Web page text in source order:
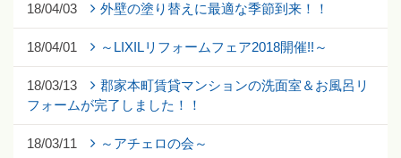
18/04/03 外壁の塗り替えに最適な季節到来！！
18/04/01 ～LIXILリフォームフェア2018開催!!～
18/03/13
郡家本町賃貸マンションの洗面室＆お風呂リ
フォームが完了しました！！
18/03/11 ～アチェロの会～